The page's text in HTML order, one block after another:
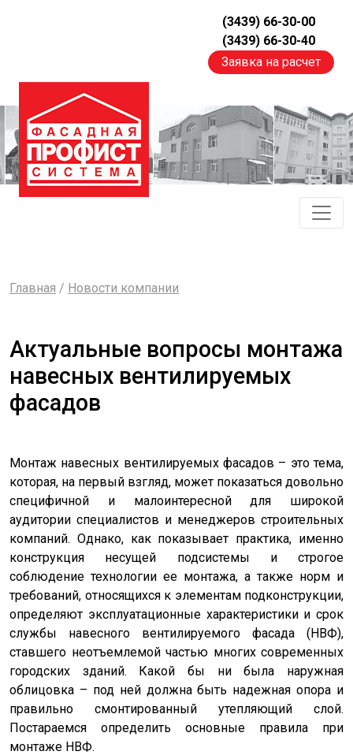
(3439) 66-30-00
(3439) 66-30-40
Заявка на расчет
Главная / Новости компании
Актуальные вопросы монтажа
навесных вентилируемых
фасадов
Монтаж навесных вентилируемых фасадов – это тема,
которая, на первый взгляд, может показаться довольно
специфичной и малоинтересной для широкой
аудитории специалистов и менеджеров строительных
компаний. Однако, как показывает практика, именно
конструкция несущей подсистемы и строгое
соблюдение технологии ее монтажа, а также норм и
требований, относящихся к элементам подконструкции,
определяют эксплуатационные характеристики и срок
службы навесного вентилируемого фасада (НВФ),
ставшего неотъемлемой частью многих современных
городских зданий. Какой бы ни была наружная
облицовка – под ней должна быть надежная опора и
правильно смонтированный утепляющий слой.
Постараемся определить основные правила при
монтаже НВФ.